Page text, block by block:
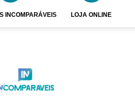
INCOMPARÁVEIS LOJA ONLINE